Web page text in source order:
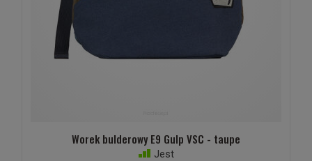
Worek bulderowy E9 Gulp VSC - taupe
Jest